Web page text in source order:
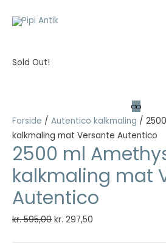
Sold Out!
Forside / Autentico kalkmaling /
kalkmaling mat Versante Autentico
2500 ml
kalkmaling mat
Autentico
kr.595,00 Den
kr. 297,50